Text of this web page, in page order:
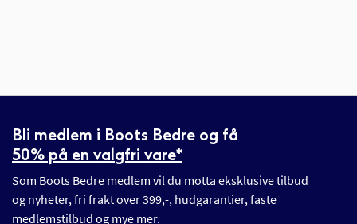
Bli medlem i Boots Bedre og få
50% på en valgfri vare*
Som Boots Bedre medlem vil du motta eksklusive tilbud
og nyheter, fri frakt over 399,-, hudgarantier, faste
medlemstilbud og mye mer.